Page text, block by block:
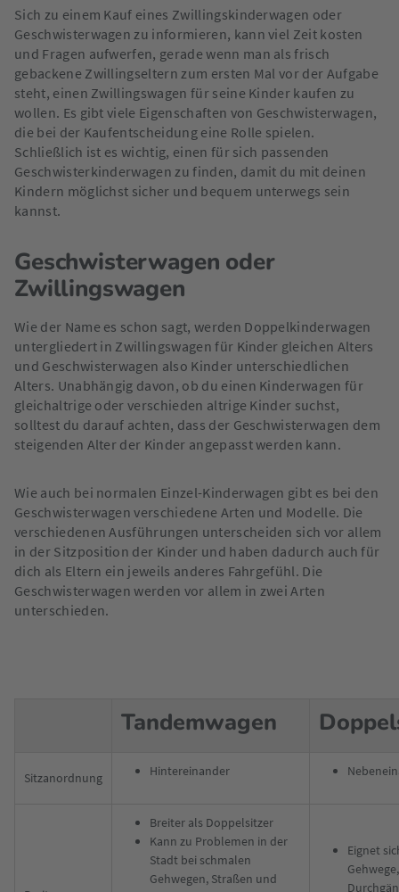
Sich zu einem Kauf eines Zwillingskinderwagen oder
Geschwisterwagen zu informieren, kann viel Zeit kosten
und Fragen aufwerfen, gerade wenn man als frisch
gebackene Zwillingseltern zum ersten Mal vor der Aufgabe
steht, einen Zwillingswagen für seine Kinder kaufen zu
wollen. Es gibt viele Eigenschaften von Geschwisterwagen,
die bei der Kaufentscheidung eine Rolle spielen.
Schließlich ist es wichtig, einen für sich passenden
Geschwisterkinderwagen zu finden, damit du mit deinen
Kindern möglichst sicher und bequem unterwegs sein
kannst.
Geschwisterwagen oder
Zwillingswagen
Wie der Name es schon sagt, werden Doppelkinderwagen
untergliedert in Zwillingswagen für Kinder gleichen Alters
und Geschwisterwagen also Kinder unterschiedlichen
Alters. Unabhängig davon, ob du einen Kinderwagen für
gleichaltrige oder verschieden altrige Kinder suchst,
solltest du darauf achten, dass der Geschwisterwagen dem
steigenden Alter der Kinder angepasst werden kann.
Wie auch bei normalen Einzel-Kinderwagen gibt es bei den
Geschwisterwagen verschiedene Arten und Modelle. Die
verschiedenen Ausführungen unterscheiden sich vor allem
in der Sitzposition der Kinder und haben dadurch auch für
dich als Eltern ein jeweils anderes Fahrgefühl. Die
Geschwisterwagen werden vor allem in zwei Arten
unterschieden.
Tandemwagen
Sitzanordnung Hintereinander
Breiter als Doppelsitzer
Kann zu Problemen in der
Stadt bei schmalen
Gehwegen, Straßen und
Eignet